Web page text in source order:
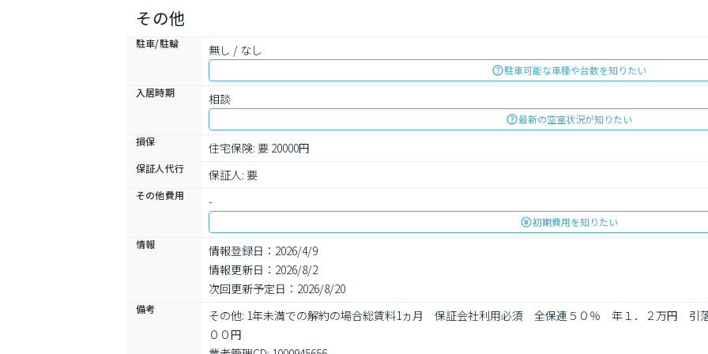
その他
駐車/駐輪 無し / なし
駐車可能な車種や台数を知りたい
入居時期
相談
最新の空室状況が知りたい
損保
住宅保険: 要 20000円
保証人代行 保証人: 要
その他費用 -
初期費用を知りたい
情報
情報登録日：2026/4/9
情報更新日：2026/8/2
次回更新予定日：2026/8/20
備考
その他: 1年未満での解約の場合総賃料1ヵ月　保証会社利用必須　全保連５０％　年１．２万円　引
００円